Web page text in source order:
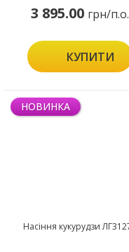
3 895.00 грн/п.о.
КУПИТИ
НОВИНКА
Насіння кукурудзи